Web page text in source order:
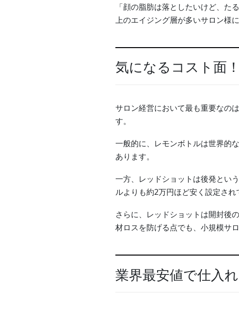
「顔の脂肪は落としたいけど、
上のエイジング層が多いサロン様
気になるコスト面
サロン経営において最も重要なの
す。
一般的に、レモンボトルは世界的
あります。
一方、レッドショットは後発とい
ルよりも約2万円ほど安く設定され
さらに、レッドショットは開封後
材ロスを防げる点でも、小規模サ
業界最安値で仕入